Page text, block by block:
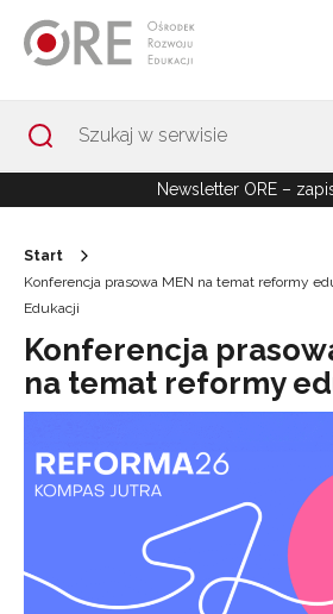
Newsletter ORE –
Start
Konferencja prasowa MEN na temat reformy
Edukacji
Konferencja
na temat reformy